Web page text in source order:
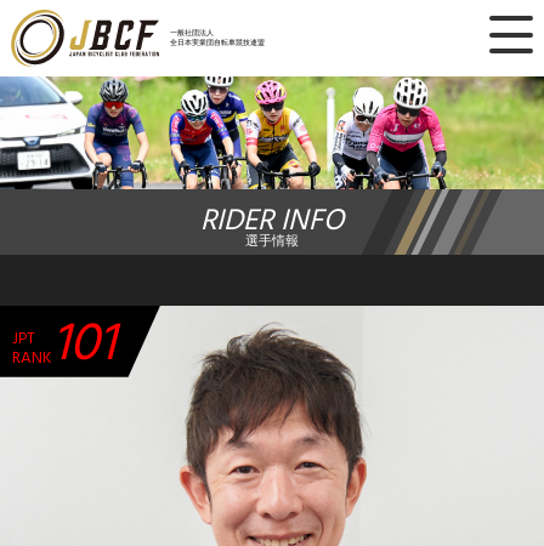
一般社団法人
全日本実業団自転車競技連盟
×
ニュース
レース日程
ランキング
チーム・選手
競技ガイド
加盟・登録
RIDER INFO
選手情報
JPT
RANK 101